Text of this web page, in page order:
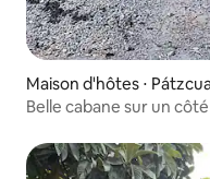
Maison d'hôtes ⋅
Belle cabane sur un